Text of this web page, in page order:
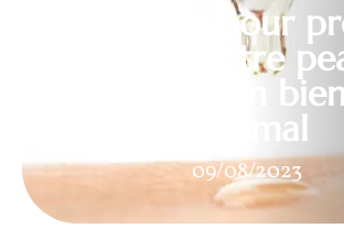
5 conseils pour
soin de votre
atteindre un
optimal
09/08/2023